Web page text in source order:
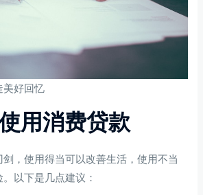
美好回忆
用消费贷款
，使用得当可以改善生活，使用不当
以下是几点建议：